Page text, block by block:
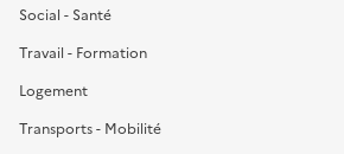
Social - Santé
Travail - Formation
Logement
Transports - Mobilité